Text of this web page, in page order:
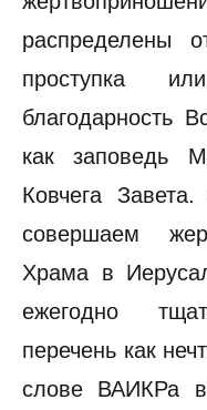
распределены
проступка
благодарность
как заповедь
Ковчега
совершаем
Храма в
ежегодно
перечень как
слове ВАИКРа в